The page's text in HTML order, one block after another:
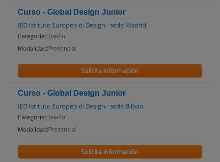
Curso - Global Design Junior
IED Istituto Europeo di Design - sede Madrid
Categoría: Diseño
Modalidad: Presencial
Solicita información
Curso - Global Design Junior
IED Istituto Europeo di Design - sede Bilbao
Categoría: Diseño
Modalidad: Presencial
Solicita información